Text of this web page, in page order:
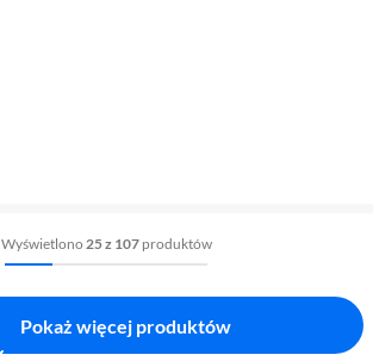
Wyświetlono 25 z 107 produktów
Pokaż więcej produktów